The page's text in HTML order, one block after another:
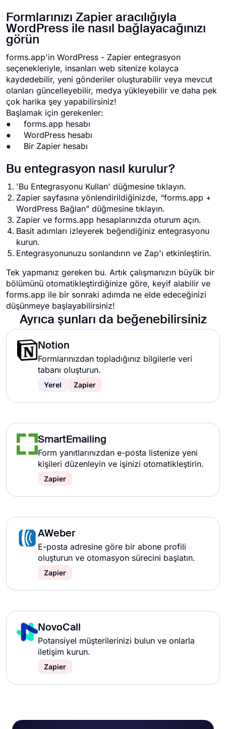
Formlarınızı Zapier aracılığıyla
WordPress ile nasıl bağlayacağınızı
görün
forms.app'in WordPress - Zapier entegrasyon
seçenekleriyle, insanları web sitenize kolayca
kaydedebilir, yeni gönderiler oluşturabilir veya mevcut
olanları güncelleyebilir, medya yükleyebilir ve daha pek
çok harika şey yapabilirsiniz!
Başlamak için gerekenler:
● forms.app hesabı
● WordPress hesabı
● Bir Zapier hesabı
Bu entegrasyon nasıl kurulur?
'Bu Entegrasyonu Kullan' düğmesine tıklayın.
Zapier sayfasına yönlendirildiğinizde, “forms.app +
WordPress Bağlan” düğmesine tıklayın.
Zapier ve forms.app hesaplarınızda oturum açın.
Basit adımları izleyerek beğendiğiniz entegrasyonu
kurun.
Entegrasyonunuzu sonlandırın ve Zap'ı etkinleştirin.
Tek yapmanız gereken bu. Artık çalışmanızın büyük bir
bölümünü otomatikleştirdiğinize göre, keyif alabilir ve
forms.app ile bir sonraki adımda ne elde edeceğinizi
düşünmeye başlayabilirsiniz!
Ayrıca şunları da beğenebilirsiniz
Notion
Formlarınızdan topladığınız bilgilerle veri
tabanı oluşturun.
Yerel Zapier
SmartEmailing
Form yanıtlarınızdan e-posta listenize yeni
kişileri düzenleyin ve işinizi otomatikleştirin.
Zapier
AWeber
E-posta adresine göre bir abone profili
oluşturun ve otomasyon sürecini başlatın.
Zapier
NovoCall
Potansiyel müşterilerinizi bulun ve onlarla
iletişim kurun.
Zapier